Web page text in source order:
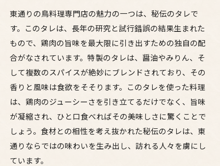
東通りの鳥料理専門店の魅力の一つは、秘伝のタレで
す。このタレは、長年の研究と試行錯誤の結果生まれた
もので、鶏肉の旨味を最大限に引き出すための独自の配
合がなされています。特製のタレは、醤油やみりん、そ
して複数のスパイスが絶妙にブレンドされており、その
香りと風味は食欲をそそります。このタレを使った料理
は、鶏肉のジューシーさを引き立てるだけでなく、旨味
が凝縮され、ひと口食べればその美味しさに驚くことで
しょう。食材との相性を考え抜かれた秘伝のタレは、東
通りならではの味わいを生み出し、訪れる人々を虜にし
ています。